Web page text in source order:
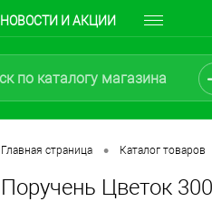
НОВОСТИ И АКЦИИ
Главная страница • Каталог товаров
Поручень Цветок